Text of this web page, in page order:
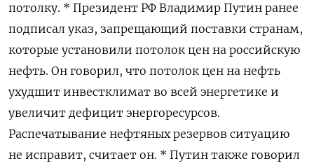
потолку. * Президент РФ Владимир Путин ранее
подписал указ, запрещающий поставки странам,
которые установили потолок цен на российскую
нефть. Он говорил, что потолок цен на нефть
ухудшит инвестклимат во всей энергетике и
увеличит дефицит энергоресурсов.
Распечатывание нефтяных резервов ситуацию
не исправит, считает он. * Путин также говорил